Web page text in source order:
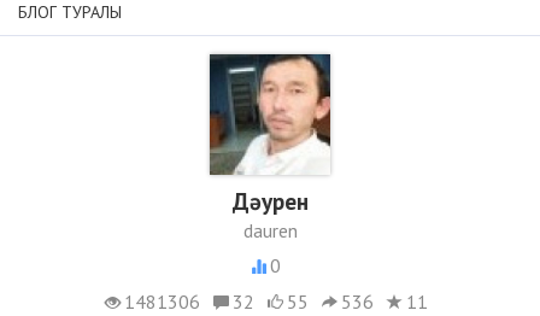
БЛОГ ТУРАЛЫ
Дәурен
dauren
0
1481306
32 55 536 11